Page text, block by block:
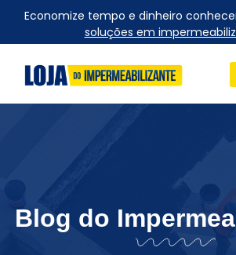
Economize tempo e dinheiro
soluções em
Blog do